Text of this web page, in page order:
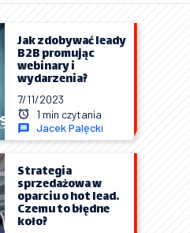
Jacek Palęcki
7/11/2023
1 min czytania
Jak zdobywać leady
B2B promując
webinary i
wydarzenia?
Strategia
sprzedażowa w
oparciu o hot lead.
Czemu to błędne
koło?